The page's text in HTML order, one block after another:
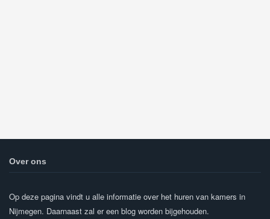
Over ons
Op deze pagina vindt u alle informatie over het huren van kamers in
Nijmegen. Daarnaast zal er een blog worden bijgehouden.